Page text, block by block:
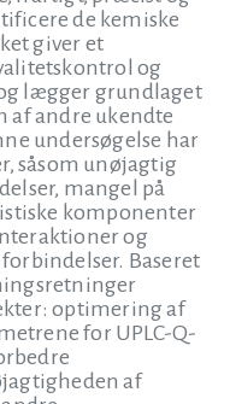
de kemiske
giver et
og
lægger grundlaget
af andre ukendte
undersøgelse har
såsom unøjagtig
mangel på
komponenter
og
Baseret
optimering af
for UPLC-Q-
af